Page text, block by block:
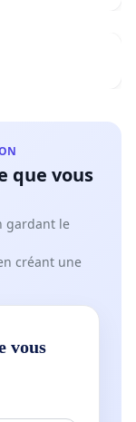
que vous
gardant le
créant une
vous